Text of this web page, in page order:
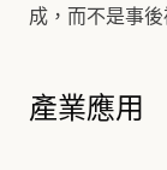
成，而不是事
產業應用